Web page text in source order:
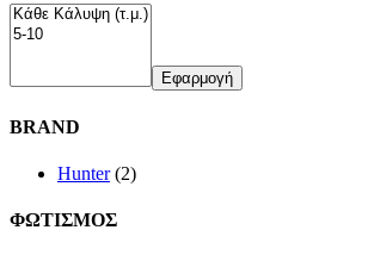
Εφαρμογή
BRAND
Hunter (2)
ΦΩΤΙΣΜΟΣ